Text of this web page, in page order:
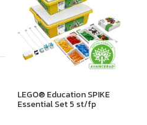
LEGO® Education SPIKE
Essential Set 5 st/fp